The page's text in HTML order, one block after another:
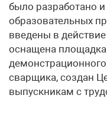
было разработано
образовательных
введены в
оснащена
сварщика, создан
выпускникам с